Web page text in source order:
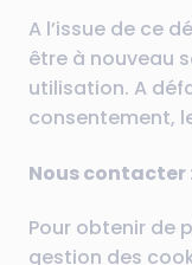
A l’issue de ce
être à nouveau
utilisation. A
consentement,
Nous contacter
Pour obtenir de
gestion des